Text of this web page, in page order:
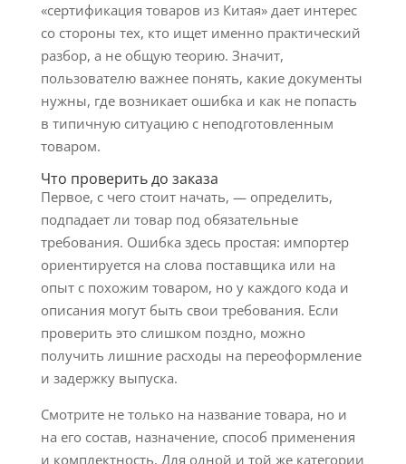
«сертификация товаров из Китая» дает интерес
со стороны тех, кто ищет именно практический
разбор, а не общую теорию. Значит,
пользователю важнее понять, какие документы
нужны, где возникает ошибка и как не попасть
в типичную ситуацию с неподготовленным
товаром.
Что проверить до заказа
Первое, с чего стоит начать, — определить,
подпадает ли товар под обязательные
требования. Ошибка здесь простая: импортер
ориентируется на слова поставщика или на
опыт с похожим товаром, но у каждого кода и
описания могут быть свои требования. Если
проверить это слишком поздно, можно
получить лишние расходы на переоформление
и задержку выпуска.
Смотрите не только на название товара, но и
на его состав, назначение, способ применения
и комплектность. Для одной и той же категории